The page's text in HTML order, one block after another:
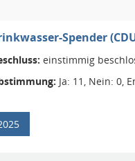
Spender
einstimmig
Ja: 11, Nein: 0,